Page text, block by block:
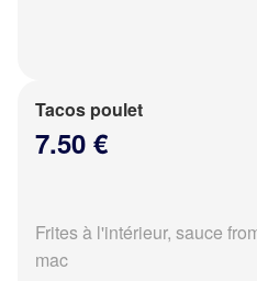
Tacos poulet
7.50 €
Frites à l'intérieur, sauce
mac